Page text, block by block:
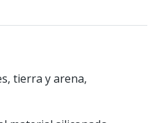
tierra y arena,